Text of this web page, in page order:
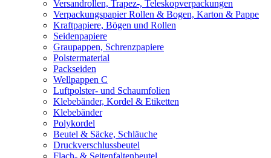
Versandrollen, Trapez-, Teleskopverpackungen
Verpackungspapier Rollen & Bogen, Karton & Pappe
Kraftpapiere, Bögen und Rollen
Seidenpapiere
Graupappen, Schrenzpapiere
Polstermaterial
Packseiden
Wellpappen C
Luftpolster- und Schaumfolien
Klebebänder, Kordel & Etiketten
Klebebänder
Polykordel
Beutel & Säcke, Schläuche
Druckverschlussbeutel